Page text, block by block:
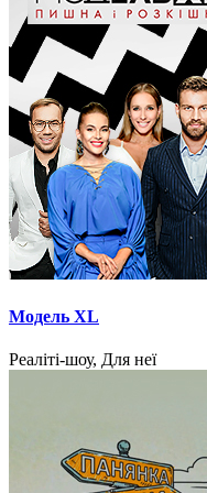
Модель XL
Реаліті-шоу, Для неї